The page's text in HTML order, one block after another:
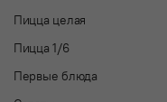
Пицца целая
Пицца 1/6
Первые блюда